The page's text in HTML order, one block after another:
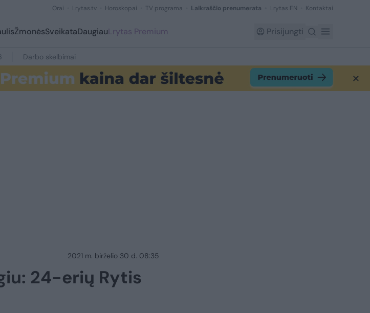
Orai Lrytas.tv Horoskopai TV programa Laikraščio prenumerata Lrytas EN Kontaktai
ŽmonėsSveikataDaugiauLrytas Premium Prisijungti
Darbo skelbimai
2021 m. birželio 30 d. 08:35
24-erių Rytis